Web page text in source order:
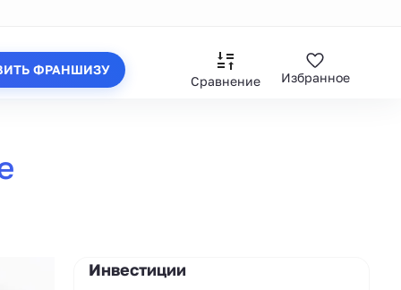
ФРАНШИЗУ
Сравнение Избранное
Инвестиции